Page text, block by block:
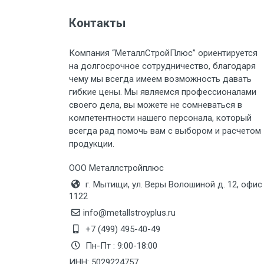
Груз до 6 м, вес до 2 тн
Груз до 6 м, вес до 3 тн
Груз до 6 м, вес до 5 тн
Груз до 6 м, вес до 8 тн
Груз до 6 м, вес до 10 тн
Груз до 12 м, вес до 20 тн
Манипулятор до 6 м, вес до 5 тн
Контакты
Компания “МеталлСтройПлюс” ориентируется
на долгосрочное сотрудничество, благодаря
чему мы всегда имеем возможность давать
гибкие цены. Мы являемся профессионалами
своего дела, вы можете не сомневаться в
компетентности нашего персонала, который
всегда рад помочь вам с выбором и расчетом
продукции.
ООО Металлстройплюс
г. Мытищи, ул. Веры Волошиной д. 12, офис
1122
info@metallstroyplus.ru
+7 (499) 495-40-49
Пн-Пт : 9:00-18:00